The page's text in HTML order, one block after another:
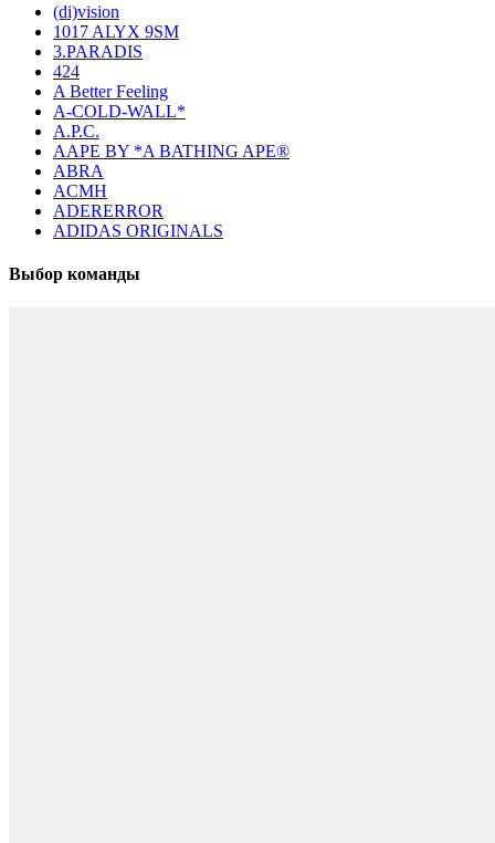
(di)vision
1017 ALYX 9SM
3.PARADIS
424
A Better Feeling
A-COLD-WALL*
A.P.C.
AAPE BY *A BATHING APE®
ABRA
ACMH
ADERERROR
ADIDAS ORIGINALS
Выбор команды